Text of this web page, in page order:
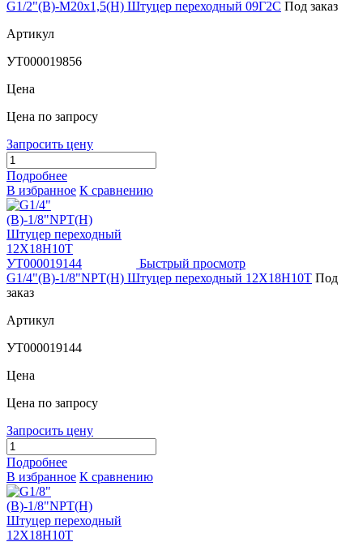
G1/2"(В)-М20х1,5(Н) Штуцер переходный 09Г2С Под заказ
Артикул
УТ000019856
Цена
Цена по запросу
Запросить цену
Подробнее
В избранное К сравнению
Быстрый просмотр
G1/4"(В)-1/8"NPT(Н) Штуцер переходный 12Х18Н10Т Под
заказ
Артикул
УТ000019144
Цена
Цена по запросу
Запросить цену
Подробнее
В избранное К сравнению